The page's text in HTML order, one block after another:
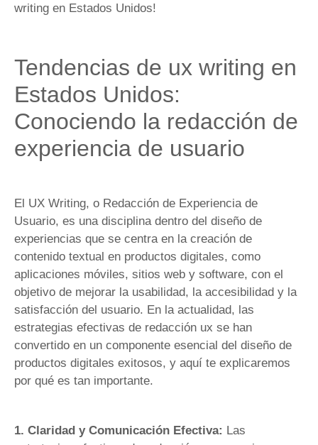
writing en Estados Unidos!
Tendencias de ux writing en
Estados Unidos:
Conociendo la redacción de
experiencia de usuario
El UX Writing, o Redacción de Experiencia de
Usuario, es una disciplina dentro del diseño de
experiencias que se centra en la creación de
contenido textual en productos digitales, como
aplicaciones móviles, sitios web y software, con el
objetivo de mejorar la usabilidad, la accesibilidad y la
satisfacción del usuario. En la actualidad, las
estrategias efectivas de redacción ux se han
convertido en un componente esencial del diseño de
productos digitales exitosos, y aquí te explicaremos
por qué es tan importante.
1. Claridad y Comunicación Efectiva: Las